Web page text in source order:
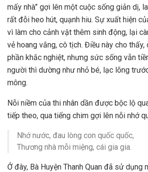
mấy nhà” gợi lên một cuộc sống giản dị,
rất đỗi heo hút, quạnh hiu. Sự xuất hiện
vì làm cho cảnh vật thêm sinh động, lại
vẻ hoang vắng, cô tịch. Điều này cho thấy,
phần khắc nghiệt, nhưng sức sống vẫn
người thì dường như nhỏ bé, lạc lõng
mông.
Nỗi niềm của thi nhân dần được bộc lộ
tiếp theo, qua tiếng chim gợi lên nỗi nhớ
Nhớ nước, đau lòng con quốc quốc,
Thương nhà mỗi miệng, cái gia gia.
Ở đây, Bà Huyện Thanh Quan đã sử dụng